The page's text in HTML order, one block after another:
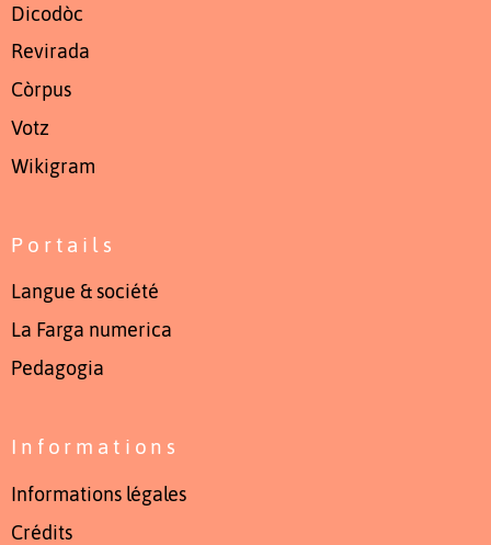
Dicodòc
Revirada
Còrpus
Votz
Wikigram
Portails
Langue & société
La Farga numerica
Pedagogia
Informations
Informations légales
Crédits